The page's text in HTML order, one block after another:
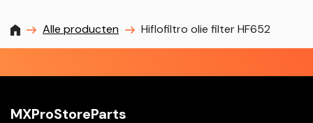
MXProstoreparts
Alle producten Hiflofiltro olie filter HF652
MXProStoreParts